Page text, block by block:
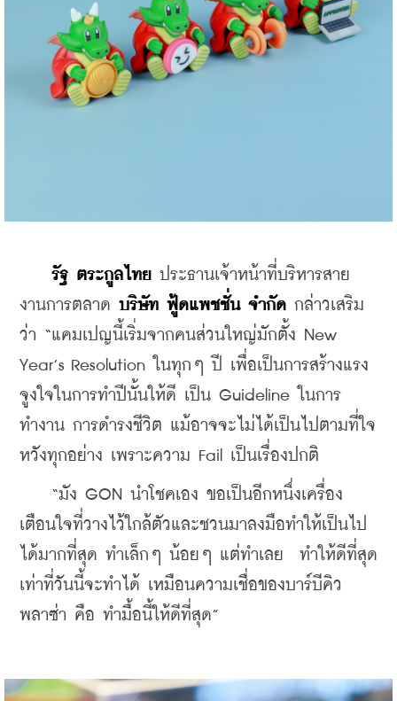
รัฐ ตระกูลไทย ประธานเจ้าหน้าที่บริหารสาย
งานการตลาด บริษัท ฟู้ดแพชชั่น จำกัด กล่าวเสริม
ว่า “แคมเปญนี้เริ่มจากคนส่วนใหญ่มักตั้ง New
Year’s Resolution ในทุกๆ ปี เพื่อเป็นการสร้างแรง
จูงใจในการทำปีนั้นให้ดี เป็น Guideline ในการ
ทำงาน การดำรงชีวิต แม้อาจจะไม่ได้เป็นไปตามที่ใจ
หวังทุกอย่าง เพราะความ Fail เป็นเรื่องปกติ
“มัง GON นำโชคเอง ขอเป็นอีกหนึ่งเครื่อง
เตือนใจที่วางไว้ใกล้ตัวและชวนมาลงมือทำให้เป็นไป
ได้มากที่สุด ทำเล็กๆ น้อยๆ แต่ทำเลย  ทำให้ดีที่สุด
เท่าที่วันนี้จะทำได้ เหมือนความเชื่อของบาร์บีคิว
พลาซ่า คือ ทำมื้อนี้ให้ดีที่สุด”